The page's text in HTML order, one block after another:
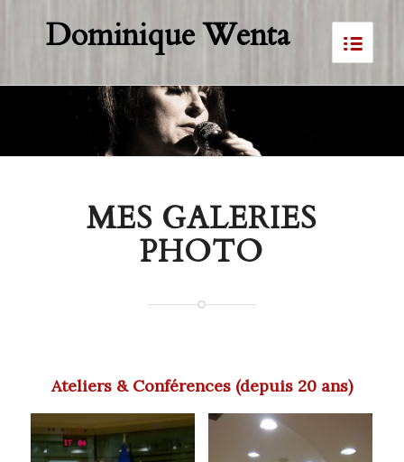
Dominique Wenta
MES GALERIES
PHOTO
Ateliers & Conférences (depuis 20 ans)